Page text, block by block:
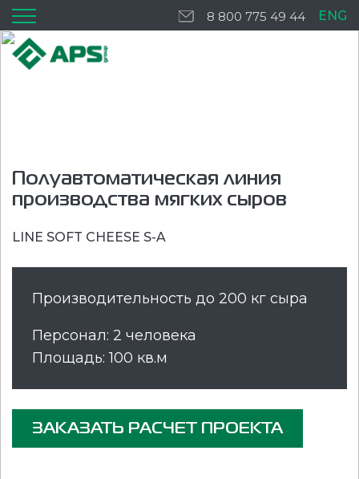
8 800 775 49 44 ENG
Полуавтоматическая линия
производства мягких сыров
LINE SOFT CHEESE S-A
Производительность до 200 кг сыра
Персонал: 2 человека
Площадь: 100 кв.м
ЗАКАЗАТЬ РАСЧЕТ ПРОЕКТА